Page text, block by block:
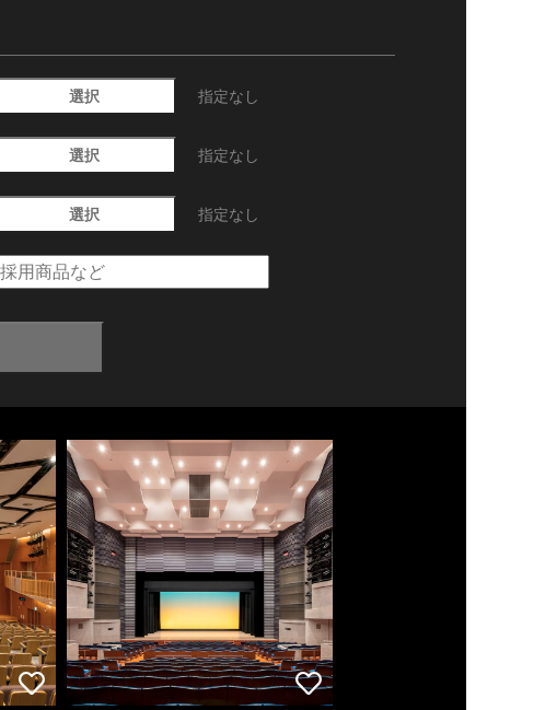
選択 指定なし
選択 指定なし
選択 指定なし